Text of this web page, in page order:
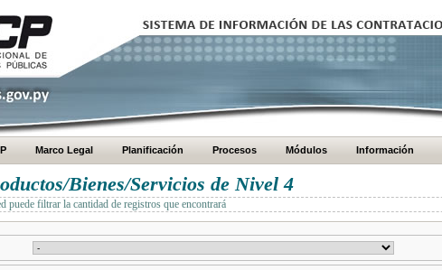
Marco Legal Planificación Procesos Módulos Información
Bienes/Servicios de Nivel 4
puede filtrar la cantidad de registros que encontrará